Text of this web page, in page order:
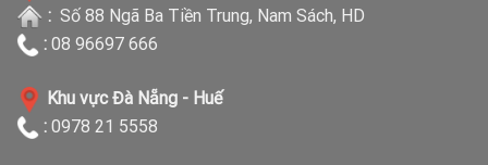
: Số 88 Ngã Ba Tiền Trung, Nam Sách, HD
: 08 96697 666
Khu vực Đà Nẵng - Huế
: 0978 21 5558